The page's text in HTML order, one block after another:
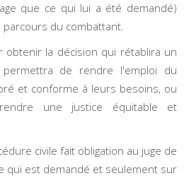
que ce qui lui a été demandé)
du combattant.
obtenir la décision qui rétablira un
permettra de rendre l'emploi du
et conforme à leurs besoins, ou
une justice équitable et
civile fait obligation au juge de
qui est demandé et seulement sur